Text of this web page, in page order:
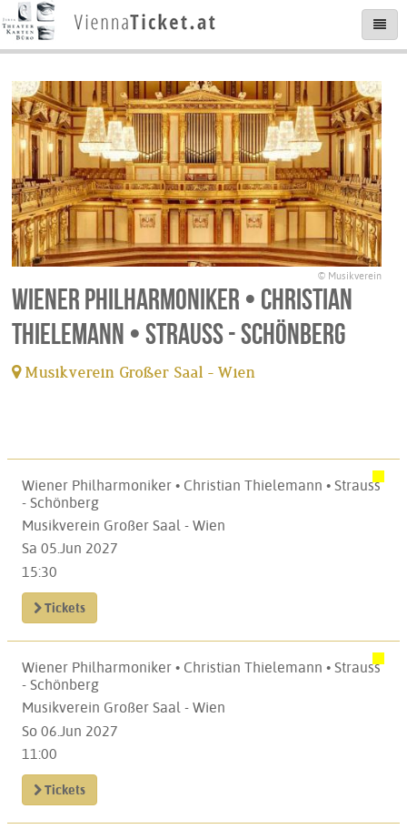
© Musikverein
Wiener Philharmoniker • Christian
Thielemann • Strauss - Schönberg
Musikverein Großer Saal - Wien
Wiener Philharmoniker • Christian Thielemann • Strauss
- Schönberg
Musikverein Großer Saal - Wien
Sa 05.Jun 2027
15:30
Tickets
Wiener Philharmoniker • Christian Thielemann • Strauss
- Schönberg
Musikverein Großer Saal - Wien
So 06.Jun 2027
11:00
Tickets